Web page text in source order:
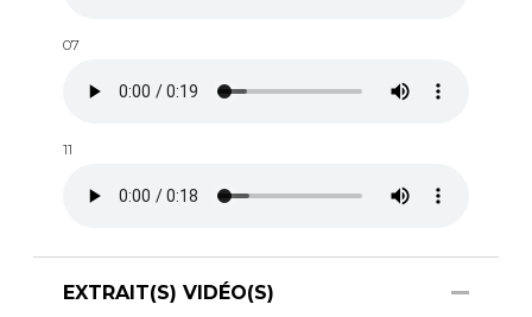
07
11
EXTRAIT(S) VIDÉO(S)